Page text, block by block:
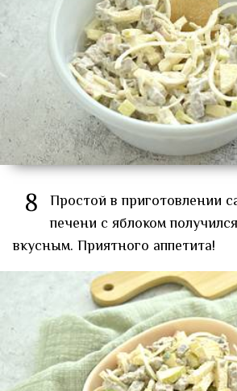
8 Простой в приготовлении
печени с яблоком
вкусным. Приятного аппетита!